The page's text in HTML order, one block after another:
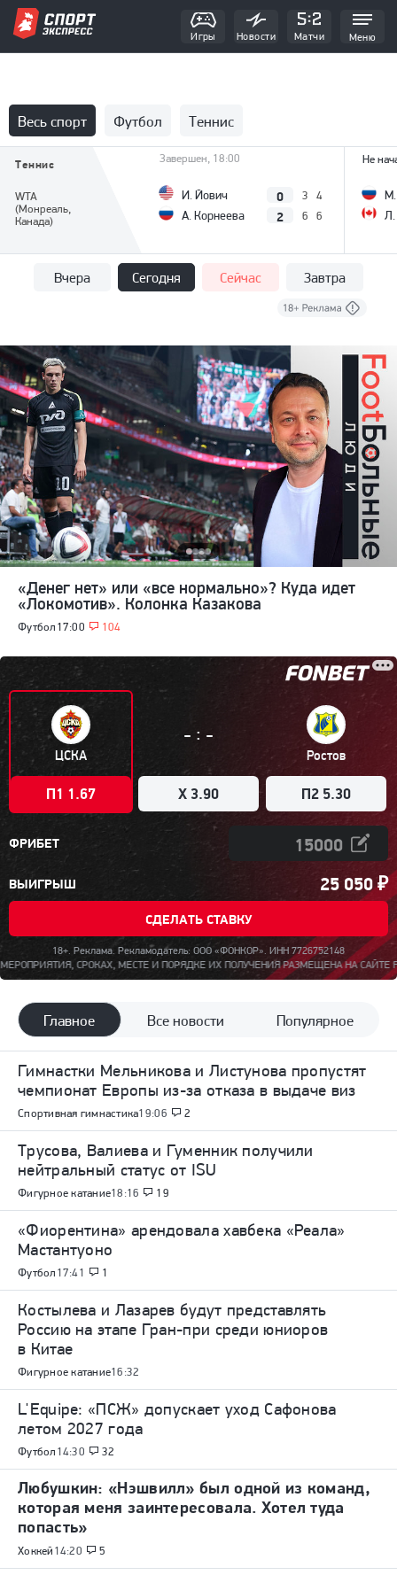
Игры Новости Матчи Меню
Весь спорт Футбол Теннис
Теннис
WTA
(Монреаль,
Канада)
Завершен, 18:00
И. Йович
А. Корнеева
0 3 4
2 6 6
Не
М.
Л.
Вчера Сегодня Сейчас Завтра
Футбол 17:00 104
«Денег нет» или «все нормально»? Куда идет
«Локомотив». Колонка Казакова
ЦСКА
П1 1.67
- : -
X 3.90
Ростов
П2 5.30
ФРИБЕТ
ВЫИГРЫШ 25 050₽
СДЕЛАТЬ СТАВКУ
18+. Реклама. Рекламодатель: ООО «ФОНКОР». ИНН 7726752148
РАЗМЕЩЕНА НА САЙТЕ FON.BET. СРОК ДЕЙСТВИЯ
Главное Все новости Популярное
Спортивная гимнастика19:06 2
Гимнастки Мельникова и Листунова пропустят
чемпионат Европы из-за отказа в выдаче виз
Фигурное катание18:16 19
Трусова, Валиева и Гуменник получили
нейтральный статус от ISU
Футбол 17:41 1
«Фиорентина» арендовала хавбека «Реала»
Мастантуоно
Фигурное катание16:32
Костылева и Лазарев будут представлять
Россию на этапе Гран-при среди юниоров
в Китае
Футбол 14:30 32
L'Equipe: «ПСЖ» допускает уход Сафонова
летом 2027 года
Хоккей 14:20 5
Любушкин: «Нэшвилл» был одной из команд,
которая меня заинтересовала. Хотел туда
попасть»